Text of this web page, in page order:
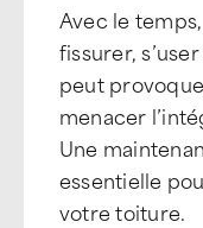
Avec le
fissurer,
peut
menacer
Une
essentielle
votre toiture.